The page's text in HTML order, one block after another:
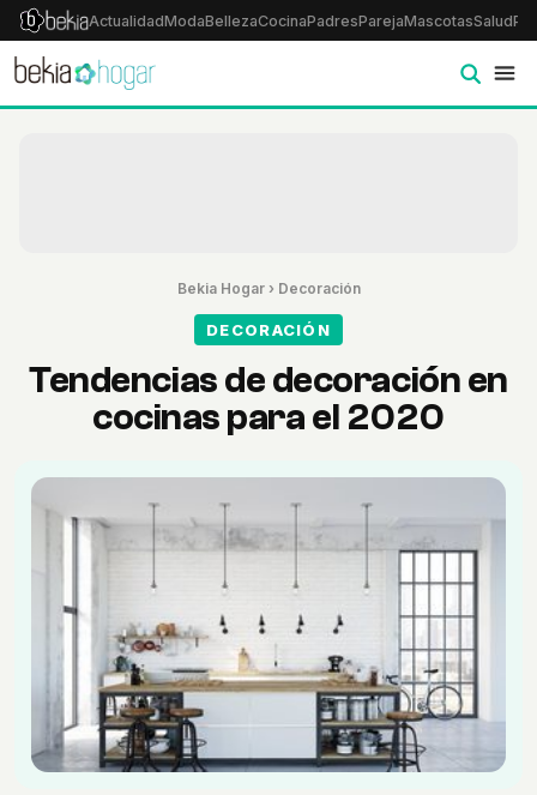
ActualidadModaBellezaCocinaPadresParejaMascotasSalud
Bekia Hogar› Decoración
DECORACIÓN
Tendencias de decoración en
cocinas para el 2020